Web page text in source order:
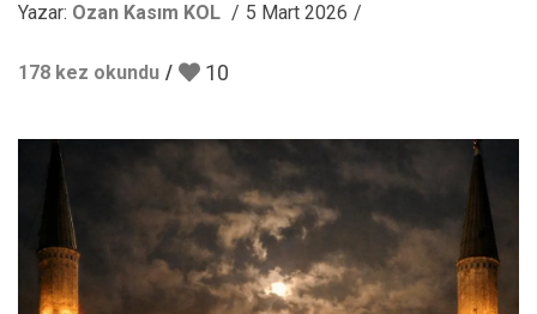
Yazar: Ozan Kasım KOL 5 Mart 2026
178 kez okundu 10